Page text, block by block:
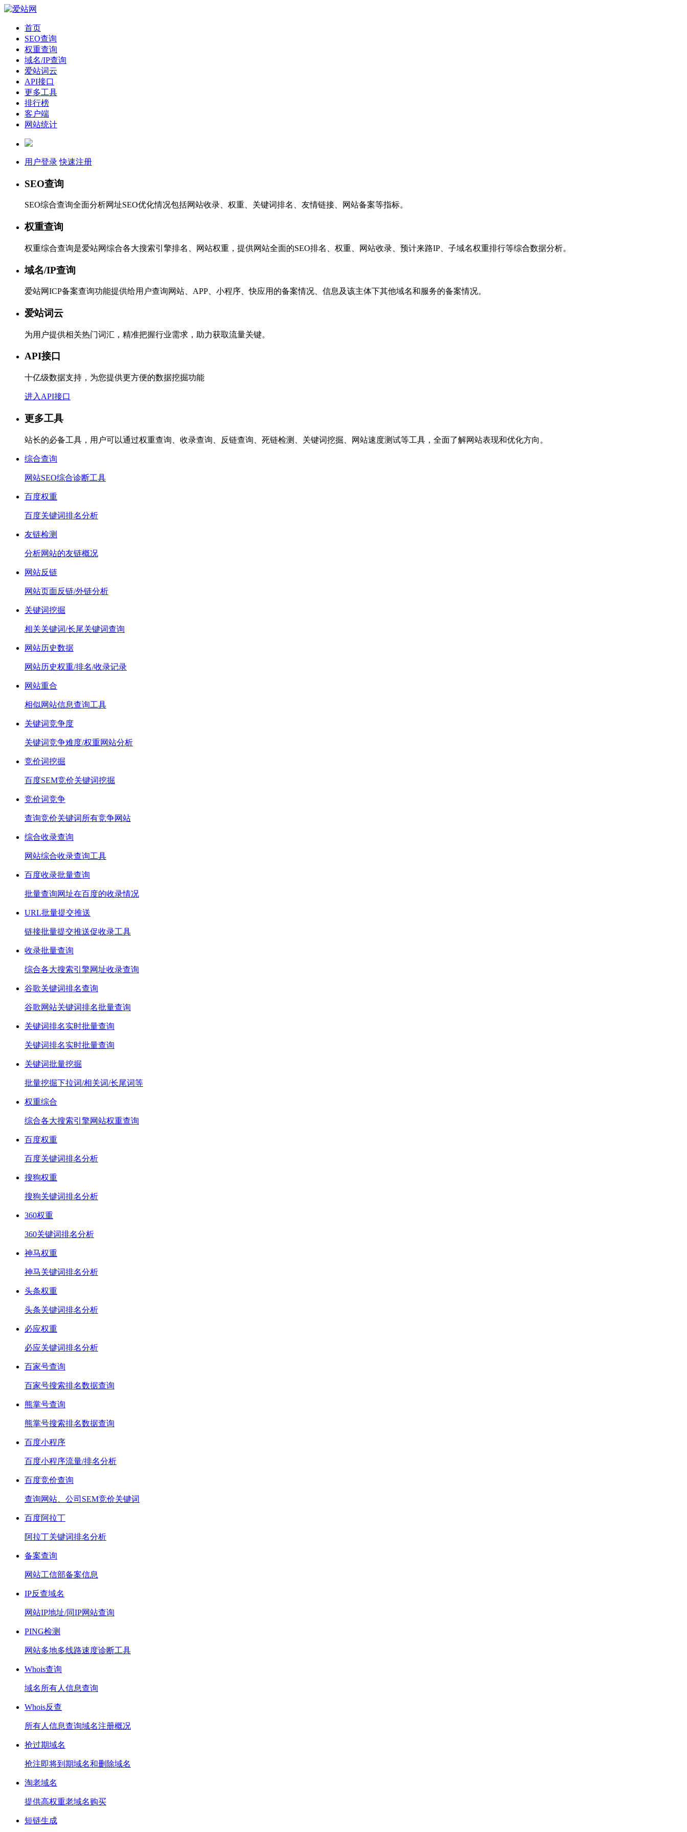
首页
SEO查询
权重查询
域名/IP查询
爱站词云
API接口
更多工具
排行榜
客户端
网站统计
用户登录 快速注册
SEO查询
SEO综合查询全面分析网址SEO优化情况包括网站收录、权重、关键词排名、友情链接、网站备案等指标。
权重查询
权重综合查询是爱站网综合各大搜索引擎排名、网站权重，提供网站全面的SEO排名、权重、网站收录、预计来路IP、子域名权重排行等综合数据分析。
域名/IP查询
爱站网ICP备案查询功能提供给用户查询网站、APP、小程序、快应用的备案情况、信息及该主体下其他域名和服务的备案情况。
爱站词云
为用户提供相关热门词汇，精准把握行业需求，助力获取流量关键。
API接口
十亿级数据支持，为您提供更方便的数据挖掘功能
进入API接口
更多工具
站长的必备工具，用户可以通过权重查询、收录查询、反链查询、死链检测、关键词挖掘、网站速度测试等工具，全面了解网站表现和优化方向。
综合查询
网站SEO综合诊断工具
百度权重
百度关键词排名分析
友链检测
分析网站的友链概况
网站反链
网站页面反链/外链分析
关键词挖掘
相关关键词/长尾关键词查询
网站历史数据
网站历史权重/排名/收录记录
网站重合
相似网站信息查询工具
关键词竞争度
关键词竞争难度/权重网站分析
竞价词挖掘
百度SEM竞价关键词挖掘
竞价词竞争
查询竞价关键词所有竞争网站
综合收录查询
网站综合收录查询工具
百度收录批量查询
批量查询网址在百度的收录情况
URL批量提交推送
链接批量提交推送促收录工具
收录批量查询
综合各大搜索引擎网址收录查询
谷歌关键词排名查询
谷歌网站关键词排名批量查询
关键词排名实时批量查询
关键词排名实时批量查询
关键词批量挖掘
批量挖掘下拉词/相关词/长尾词等
权重综合
综合各大搜索引擎网站权重查询
百度权重
百度关键词排名分析
搜狗权重
搜狗关键词排名分析
360权重
360关键词排名分析
神马权重
神马关键词排名分析
头条权重
头条关键词排名分析
必应权重
必应关键词排名分析
百家号查询
百家号搜索排名数据查询
熊掌号查询
熊掌号搜索排名数据查询
百度小程序
百度小程序流量/排名分析
百度竞价查询
查询网站、公司SEM竞价关键词
百度阿拉丁
阿拉丁关键词排名分析
备案查询
网站工信部备案信息
IP反查域名
网站IP地址/同IP网站查询
PING检测
网站多地多线路速度诊断工具
Whois查询
域名所有人信息查询
Whois反查
所有人信息查询域名注册概况
抢过期域名
抢注即将到期域名和删除域名
淘老域名
提供高权重老域名购买
短链生成